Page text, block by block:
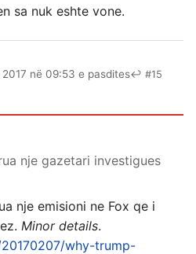
sa nuk eshte vone.
2017 në 09:53 e pasdites↩ #15
nje gazetari investigues
nje emisioni ne Fox qe i
Minor details.
why-trump-